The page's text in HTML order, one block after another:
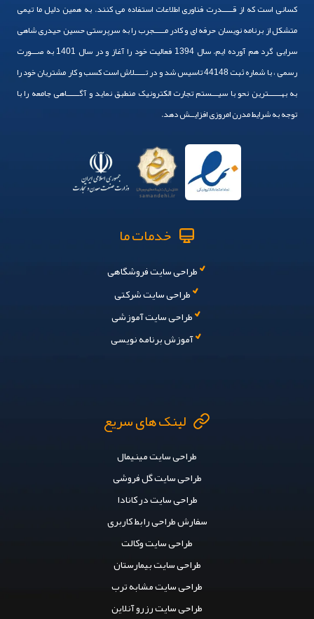
کسانی است که از قـــــدرت فناوری اطلاعات استفاده می کنند. به همین دلیل ما تیمی
متشکل از برنامه نویسان حرفه ای و کادر مـــــجرب را به سرپرستی حسین حیدری شاهی
سرایی گرد هم آورده ایم. سال 1394 فعالیت خود را آغاز و در سال 1401 به صـــورت
رسمی ، با شماره ثبت 44148 تاسیس شد و در تـــــلاش است کسب و کار مشتریان خود را
به بهــــــترین نحو با سیـــستم تجارت الکترونیک منطبق نماید و آگــــــاهی جامعه را با
توجه به شرایط مدرن امروزی افزایــش دهد.
خدمات ما
طراحی سایت فروشگاهی
طراحی سایت شرکتی
طراحی سایت آموزشی
آموزش برنامه نویسی
لینک های سریع
طراحی سایت مینیمال
طراحی سایت گل فروشی
طراحی سایت در کانادا
سفارش طراحی رابط کاربری
طراحی سایت وکالت
طراحی سایت بیمارستان
طراحی سایت مشابه ترب
طراحی سایت رزرو آنلاین